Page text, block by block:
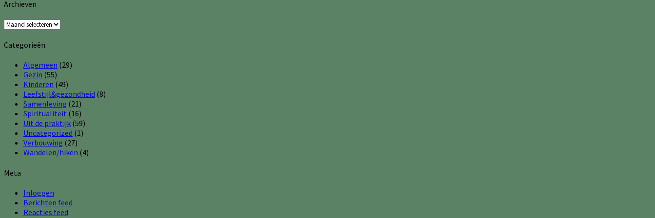
Archieven
Archieven
Categorieën
Algemeen (29)
Gezin (55)
Kinderen (49)
Leefstijl&gezondheid (8)
Samenleving (21)
Spiritualiteit (16)
Uit de praktijk (59)
Uncategorized (1)
Verbouwing (27)
Wandelen/hiken (4)
Meta
Inloggen
Berichten feed
Reacties feed